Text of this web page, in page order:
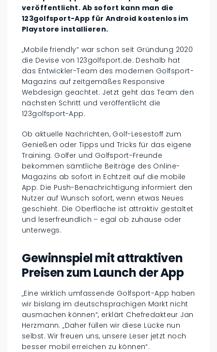
veröffentlicht. Ab sofort kann man die
123golfsport-App für Android kostenlos im
Playstore installieren.
„Mobile friendly“ war schon seit Gründung 2020
die Devise von 123golfsport.de. Deshalb hat
das Entwickler-Team des modernen Golfsport-
Magazins auf zeitgemäßes Responsive
Webdesign geachtet. Jetzt geht das Team den
nächsten Schritt und veröffentlicht die
123golfsport-App.
Ob aktuelle Nachrichten, Golf-Lesestoff zum
Genießen oder Tipps und Tricks für das eigene
Training: Golfer und Golfsport-Freunde
bekommen sämtliche Beiträge des Online-
Magazins ab sofort in Echtzeit auf die mobile
App. Die Push-Benachrichtigung informiert den
Nutzer auf Wunsch sofort, wenn etwas Neues
geschieht. Die Oberfläche ist attraktiv gestaltet
und leserfreundlich – egal ob zuhause oder
unterwegs.
Gewinnspiel mit attraktiven
Preisen zum Launch der App
„Eine wirklich umfassende Golfsport-App haben
wir bislang im deutschsprachigen Markt nicht
ausmachen können“, erklärt Chefredakteur Jan
Herzmann. „Daher füllen wir diese Lücke nun
selbst. Wir freuen uns, unsere Leser jetzt noch
besser mobil erreichen zu können“.